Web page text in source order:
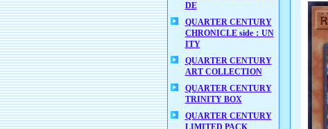
DE
QUARTER CENTURY
CHRONICLE side：UN
ITY
QUARTER CENTURY
ART COLLECTION
QUARTER CENTURY
TRINITY BOX
QUARTER CENTURY
LIMITED PACK